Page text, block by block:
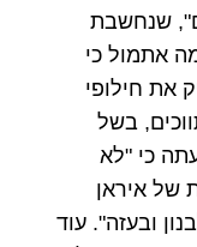
שנחשבת
אתמול כי
את חילופי
בשל
כי "לא
של איראן
ובעזה". עוד